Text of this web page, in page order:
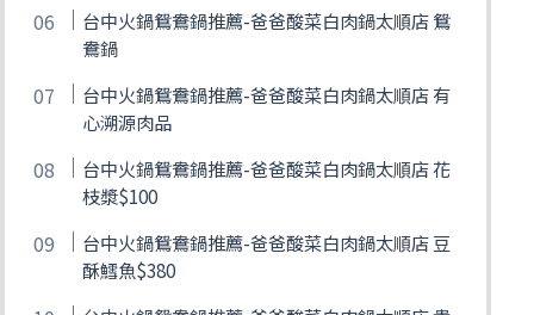
台中火鍋鴛鴦鍋推薦-爸爸酸菜白肉鍋太順店 鴛
鴦鍋
台中火鍋鴛鴦鍋推薦-爸爸酸菜白肉鍋太順店 有
心溯源肉品
台中火鍋鴛鴦鍋推薦-爸爸酸菜白肉鍋太順店 花
枝漿$100
台中火鍋鴛鴦鍋推薦-爸爸酸菜白肉鍋太順店 豆
酥鱈魚$380